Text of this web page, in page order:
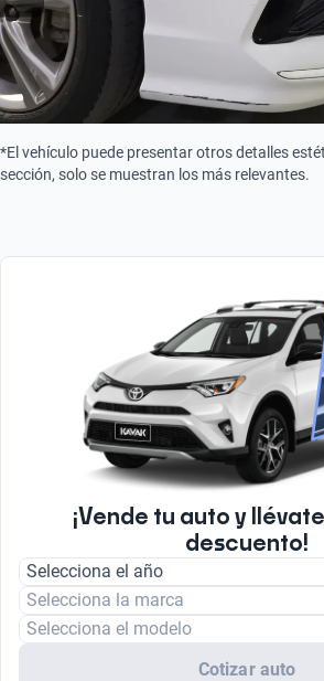
*El vehículo puede presentar otros detalles
sección, solo se muestran los más relevantes.
¡Vende tu auto y
descuento!
Selecciona el año
Selecciona la marca
Selecciona el modelo
Cotizar auto